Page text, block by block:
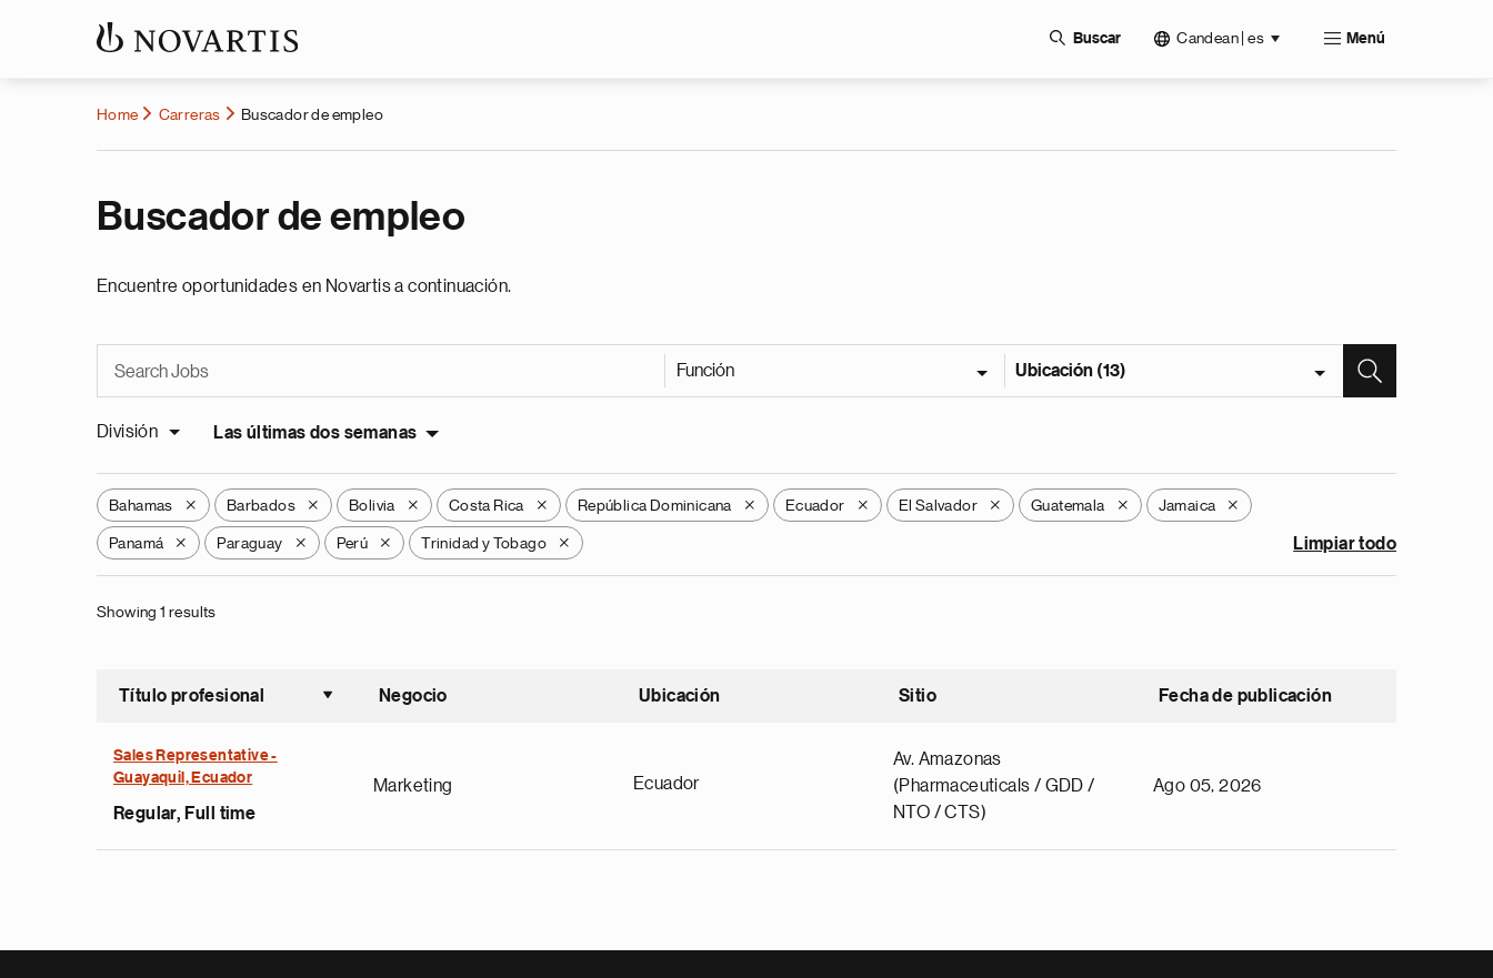
Buscar Candean | es Menú
Home Carreras Buscador de empleo
Buscador de empleo
Encuentre oportunidades en Novartis a continuación.
Función Ubicación (13)
División Las últimas dos semanas
Bahamas X Barbados X Bolivia X Costa Rica X República Dominicana X Ecuador X El Salvador X Guatemala X Jamaica X
Panamá X Paraguay X Perú X Trinidad y Tobago X Limpiar todo
Showing 1 results
Título profesional
Ordenar ascendente
Negocio Ubicación Sitio Fecha de publicación
Sales Representative -
Guayaquil, Ecuador
Regular, Full time
Marketing Ecuador
Av. Amazonas
(Pharmaceuticals / GDD /
NTO / CTS)
Ago 05, 2026